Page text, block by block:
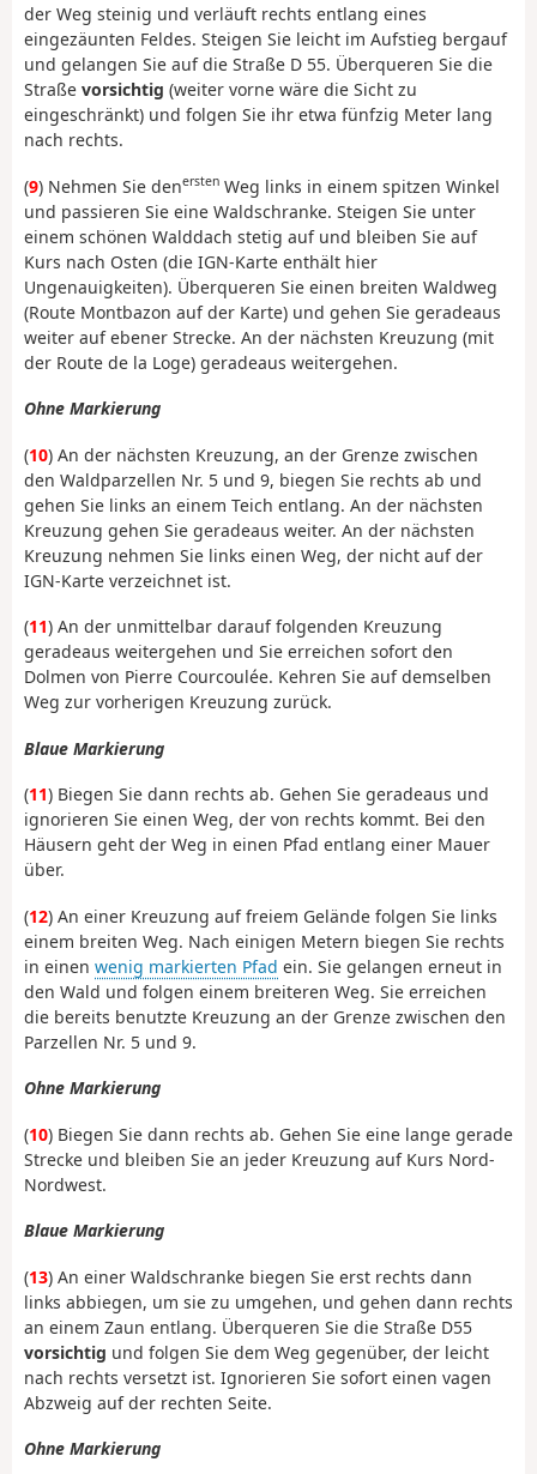
der Weg steinig und verläuft rechts entlang eines
eingezäunten Feldes. Steigen Sie leicht im Aufstieg bergauf
und gelangen Sie auf die Straße D 55. Überqueren Sie die
Straße vorsichtig (weiter vorne wäre die Sicht zu
eingeschränkt) und folgen Sie ihr etwa fünfzig Meter lang
nach rechts.
(9) Nehmen Sie denersten Weg links in einem spitzen Winkel
und passieren Sie eine Waldschranke. Steigen Sie unter
einem schönen Walddach stetig auf und bleiben Sie auf
Kurs nach Osten (die IGN-Karte enthält hier
Ungenauigkeiten). Überqueren Sie einen breiten Waldweg
(Route Montbazon auf der Karte) und gehen Sie geradeaus
weiter auf ebener Strecke. An der nächsten Kreuzung (mit
der Route de la Loge) geradeaus weitergehen.
Ohne Markierung
(10) An der nächsten Kreuzung, an der Grenze zwischen
den Waldparzellen Nr. 5 und 9, biegen Sie rechts ab und
gehen Sie links an einem Teich entlang. An der nächsten
Kreuzung gehen Sie geradeaus weiter. An der nächsten
Kreuzung nehmen Sie links einen Weg, der nicht auf der
IGN-Karte verzeichnet ist.
(11) An der unmittelbar darauf folgenden Kreuzung
geradeaus weitergehen und Sie erreichen sofort den
Dolmen von Pierre Courcoulée. Kehren Sie auf demselben
Weg zur vorherigen Kreuzung zurück.
Blaue Markierung
(11) Biegen Sie dann rechts ab. Gehen Sie geradeaus und
ignorieren Sie einen Weg, der von rechts kommt. Bei den
Häusern geht der Weg in einen Pfad entlang einer Mauer
über.
(12) An einer Kreuzung auf freiem Gelände folgen Sie links
einem breiten Weg. Nach einigen Metern biegen Sie rechts
in einen wenig markierten Pfad ein. Sie gelangen erneut in
den Wald und folgen einem breiteren Weg. Sie erreichen
die bereits benutzte Kreuzung an der Grenze zwischen den
Parzellen Nr. 5 und 9.
Ohne Markierung
(10) Biegen Sie dann rechts ab. Gehen Sie eine lange gerade
Strecke und bleiben Sie an jeder Kreuzung auf Kurs Nord-
Nordwest.
Blaue Markierung
(13) An einer Waldschranke biegen Sie erst rechts dann
links abbiegen, um sie zu umgehen, und gehen dann rechts
an einem Zaun entlang. Überqueren Sie die Straße D55
vorsichtig und folgen Sie dem Weg gegenüber, der leicht
nach rechts versetzt ist. Ignorieren Sie sofort einen vagen
Abzweig auf der rechten Seite.
Ohne Markierung